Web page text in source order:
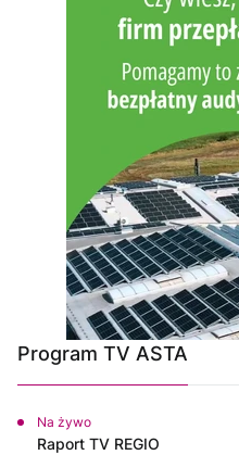
Program TV ASTA
Na żywo
Raport TV REGIO